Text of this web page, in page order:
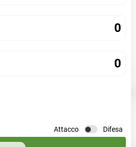
0
0
Attacco Difesa